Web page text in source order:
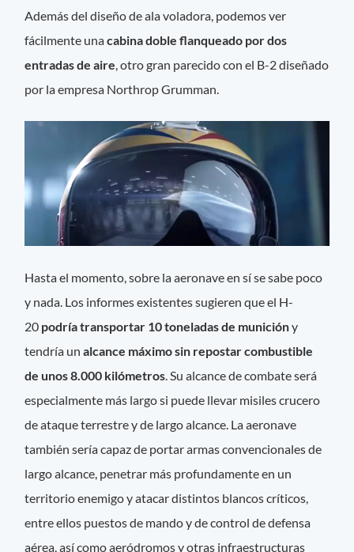
Además del diseño de ala voladora, podemos ver
fácilmente unacabina doble flanqueado por dos
entradas de aire, otro gran parecido con el B-2 diseñado
por la empresa Northrop Grumman.
Hasta el momento, sobre la aeronave en sí se sabe poco
y nada. Los informes existentes sugieren que el H-
20 podría transportar 10 toneladas de municióny
tendría un alcance máximo sin repostar combustible
de unos 8.000 kilómetros. Su alcance de combate será
especialmente más largo si puede llevar misiles crucero
de ataque terrestre y de largo alcance. La aeronave
también sería capaz de portar armas convencionales de
largo alcance, penetrar más profundamente en un
territorio enemigo y atacar distintos blancos críticos,
entre ellos puestos de mando y de control de defensa
aérea, así como aeródromos y otras infraestructuras